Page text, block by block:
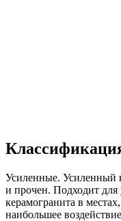
Усиленные. Усиленный
и прочен. Подходит для
керамогранита в
наибольшее